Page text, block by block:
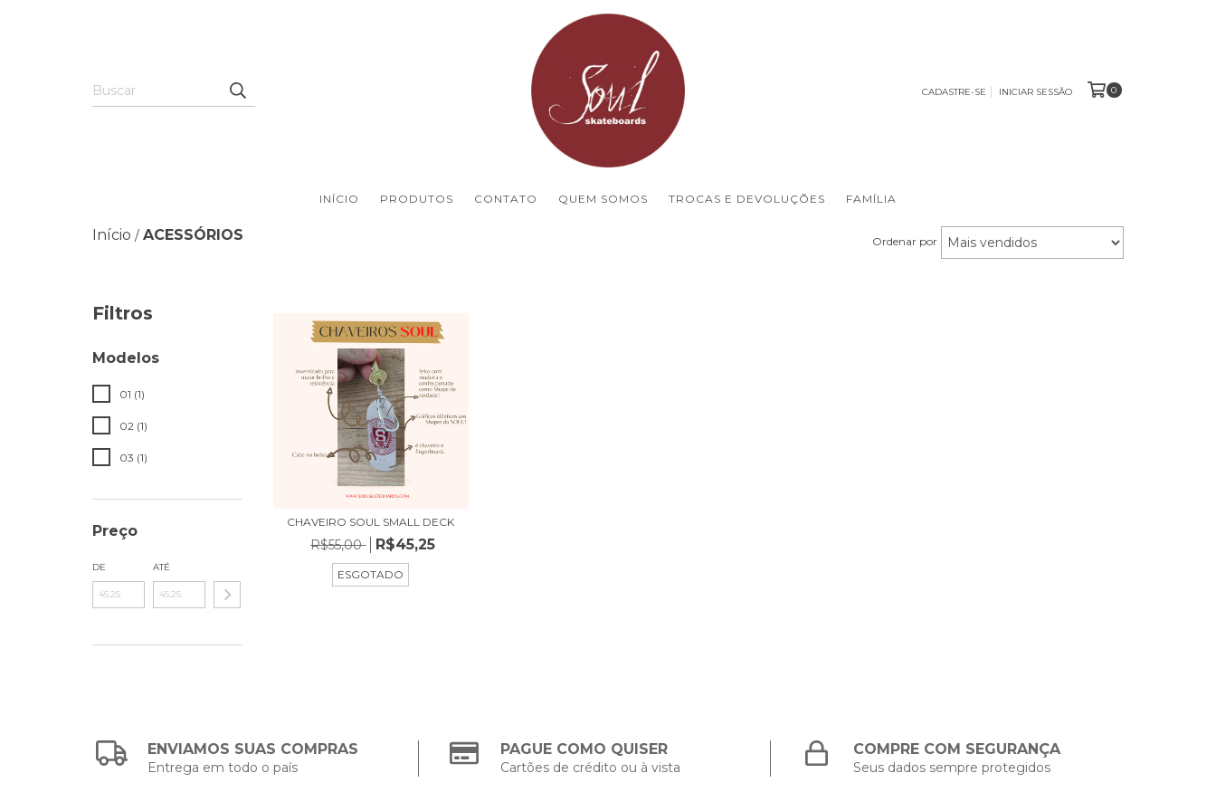
CADASTRE-SE INICIAR SESSÃO 0
INÍCIO PRODUTOS CONTATO QUEM SOMOS TROCAS E DEVOLUÇÕES FAMÍLIA
Início / ACESSÓRIOS Ordenar por
Filtros
Modelos
01 (1)
02 (1)
03 (1)
Preço
DE ATÉ
CHAVEIRO SOUL SMALL DECK
R$55,00 R$45,25
ESGOTADO
ENVIAMOS SUAS COMPRAS
Entrega em todo o país
PAGUE COMO QUISER
Cartões de crédito ou à vista
COMPRE COM SEGURANÇA
Seus dados sempre protegidos